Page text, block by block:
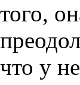
того,
что у